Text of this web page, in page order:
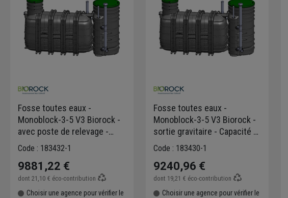
Fosse toutes eaux -
Monoblock-3-5 V3 Biorock -
avec poste de relevage -
Capacité 5 E.H - 3000L
Code : 183432-1
9881,22 €
dont 21,10 € éco-contribution
Choisir une agence pour vérifier le
Fosse toutes eaux -
Monoblock-3-5 V3 Biorock -
sortie gravitaire - Capacité 5
E.H - 3000L
Code : 183430-1
9240,96 €
dont 19,21 € éco-contribution
Choisir une agence pour vérifier le